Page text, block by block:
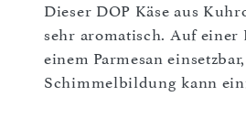
Dieser DOP Käse aus
sehr aromatisch. Auf
einem Parmesan
Schimmelbildung kann